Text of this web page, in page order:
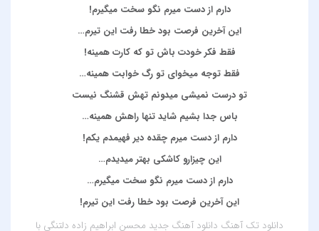
دارم از دست میرم نگو سخت میگیرم!
این آخرین فرصت بود خطا رفت این تیرم…
فقط فکر خودت باش تو که کارت همینه!
فقط توجه میخوای تو رگ خوابت همینه…
تو درست نمیشی میدونم تهش قشنگ نیست
باس جدا بشیم شاید تنها راهش همینه…
دارم از دست میرم چقده دیر فهیمدم یکم!
این چیزارو کاشکی بهتر میدیدم…
دارم از دست میرم نگو سخت میگیرم…
این آخرین فرصت بود خطا رفت این تیرم!
دانلود تک آهنگدانلود آهنگ جدید محسن ابراهیم زاده دلتنگیبا